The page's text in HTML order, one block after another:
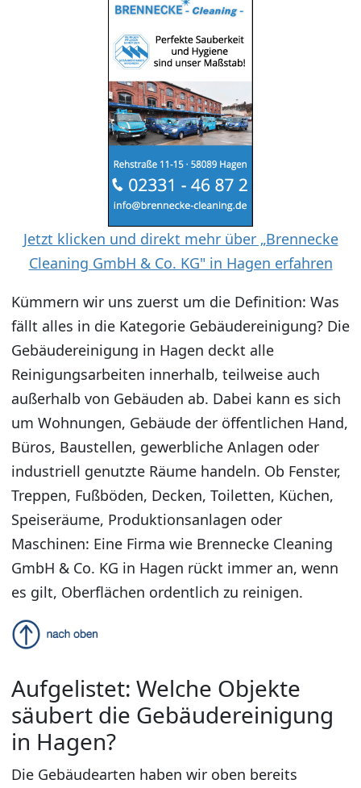
Jetzt klicken und direkt mehr über „Brennecke
Cleaning GmbH & Co. KG" in Hagen erfahren
Kümmern wir uns zuerst um die Definition: Was
fällt alles in die Kategorie Gebäudereinigung? Die
Gebäudereinigung in Hagen deckt alle
Reinigungsarbeiten innerhalb, teilweise auch
außerhalb von Gebäuden ab. Dabei kann es sich
um Wohnungen, Gebäude der öffentlichen Hand,
Büros, Baustellen, gewerbliche Anlagen oder
industriell genutzte Räume handeln. Ob Fenster,
Treppen, Fußböden, Decken, Toiletten, Küchen,
Speiseräume, Produktionsanlagen oder
Maschinen: Eine Firma wie Brennecke Cleaning
GmbH & Co. KG in Hagen rückt immer an, wenn
es gilt, Oberflächen ordentlich zu reinigen.
Aufgelistet: Welche Objekte
säubert die Gebäudereinigung
in Hagen?
Die Gebäudearten haben wir oben bereits